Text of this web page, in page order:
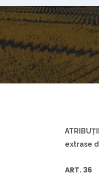
extrase
ART. 36